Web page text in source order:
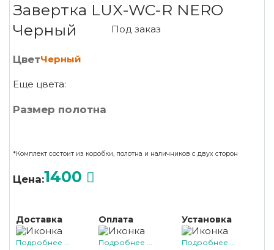
Завертка LUX-WC-R NERO
Черный
Под заказ
ЦветЧерный
Еще цвета:
Размер полотна
*Комплект состоит из коробки, полотна и наличников с двух сторон
Цена:1400
Доставка
Подробнее ...
Оплата
Подробнее ...
Установка
Подробнее ...